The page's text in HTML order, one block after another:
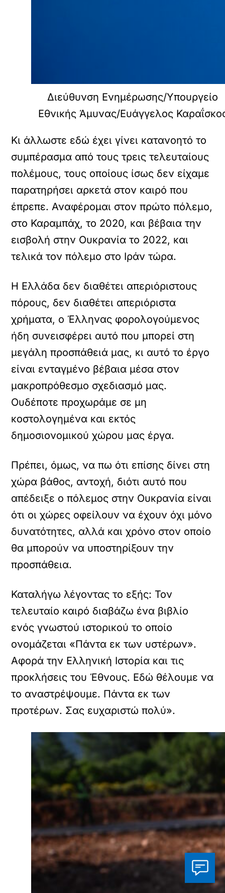
Διεύθυνση Ενημέρωσης/Υπουργείο
Εθνικής Άμυνας/Ευάγγελος
Κι άλλωστε εδώ έχει γίνει κατανοητό το
συμπέρασμα από τους τρεις τελευταίους
πολέμους, τους οποίους ίσως δεν είχαμε
παρατηρήσει αρκετά στον καιρό που
έπρεπε. Αναφέρομαι στον πρώτο πόλεμο,
στο Καραμπάχ, το 2020, και βέβαια την
εισβολή στην Ουκρανία το 2022, και
τελικά τον πόλεμο στο Ιράν τώρα.
Η Ελλάδα δεν διαθέτει απεριόριστους
πόρους, δεν διαθέτει απεριόριστα
χρήματα, ο Έλληνας φορολογούμενος
ήδη συνεισφέρει αυτό που μπορεί στη
μεγάλη προσπάθειά μας, κι αυτό το έργο
είναι ενταγμένο βέβαια μέσα στον
μακροπρόθεσμο σχεδιασμό μας.
Ουδέποτε προχωράμε σε μη
κοστολογημένα και εκτός
δημοσιονομικού χώρου μας έργα.
Πρέπει, όμως, να πω ότι επίσης δίνει στη
χώρα βάθος, αντοχή, διότι αυτό που
απέδειξε ο πόλεμος στην Ουκρανία είναι
ότι οι χώρες οφείλουν να έχουν όχι μόνο
δυνατότητες, αλλά και χρόνο στον οποίο
θα μπορούν να υποστηρίξουν την
προσπάθεια.
Καταλήγω λέγοντας το εξής: Τον
τελευταίο καιρό διαβάζω ένα βιβλίο
ενός γνωστού ιστορικού το οποίο
ονομάζεται «Πάντα εκ των υστέρων».
Αφορά την Ελληνική Ιστορία και τις
προκλήσεις του Έθνους. Εδώ θέλουμε να
το αναστρέψουμε. Πάντα εκ των
προτέρων. Σας ευχαριστώ πολύ».